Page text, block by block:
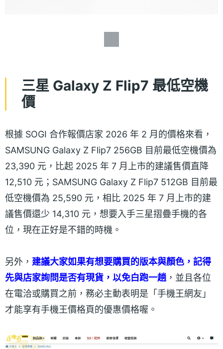
三星 Galaxy Z Flip7 最低空機
價
根據 SOGI 合作報價店家 2026 年 2 月的價格來看，
SAMSUNG Galaxy Z Flip7 256GB 目前最低空機價為
23,390 元，比起 2025 年 7 月上市的建議售價直降
12,510 元；SAMSUNG Galaxy Z Flip7 512GB 目前最
低空機價為 25,590 元，相比 2025 年 7 月上市的建
議售價還少 14,310 元，想要入手三星摺疊手機的各
位，現在正好是不錯的時機。
另外， 建議大家如果有想要購買的版本與顏色，記得
先與店家詢問是否有現貨，以免白跑一趟 ，並且各位
在電洽或購買之前，務必主動表明是「手機王網友」
才能享有手機王價格頁的優惠價格喔。